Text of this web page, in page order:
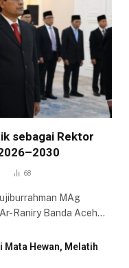
sebagai Rektor
68
MAg
Raniry Banda Aceh…
Mata Hewan, Melatih